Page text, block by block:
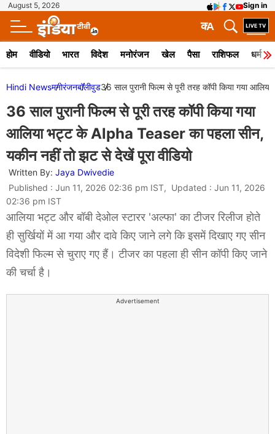
August 5, 2026 Sign in
A
क
होम वीडियो भारत विदेश मनोरंजन खेल पैसा राशिफल धर्म
Hindi Newsमनोरंजनबॉलीवुड36 साल पुरानी फिल्म से पूरी तरह कॉपी किया गया
36 साल पुरानी फिल्म से पूरी तरह कॉपी किया गया
आलिया भट्ट के Alpha Teaser का पहला सीन,
यकीन नहीं तो झट से देखें पूरा वीडियो
Written By: Jaya Dwivedie
Published : Jun 11, 2026 02:36 pm IST, Updated : Jun 11, 2026
02:36 pm IST
आलिया भट्ट और बॉबी देओल स्टारर 'अल्फा' का टीजर रिलीज होते
ही सुर्खियों में आ गया और दावे किए जाने लगे कि इसमें दिखाए गए सीन
विदेशी फिल्म से चुराए गए हैं। टीजर का पहला ही सीन कॉपी किए जाने
की चर्चा है।
Advertisement